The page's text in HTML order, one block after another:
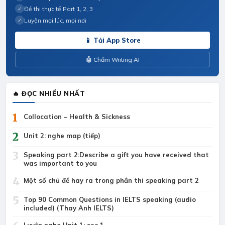
✓ Đề thi thực tế Part 1, 2, 3
✓ Luyện mọi lúc, mọi nơi
📱 Tải App Store
🤖 Chấm Writing AI
🔥 ĐỌC NHIỀU NHẤT
1 Collocation – Health & Sickness
2 Unit 2: nghe map (tiếp)
3
Speaking part 2:Describe a gift you have received that
was important to you
4 Một số chủ đề hay ra trong phần thi speaking part 2
5
Top 90 Common Questions in IELTS speaking (audio
included) (Thay Anh IELTS)